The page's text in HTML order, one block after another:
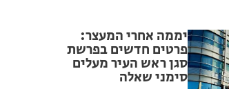
יממה אחרי המעצר:
פרטים חדשים בפרשת
סגן ראש העיר מעלים
סימני שאלה